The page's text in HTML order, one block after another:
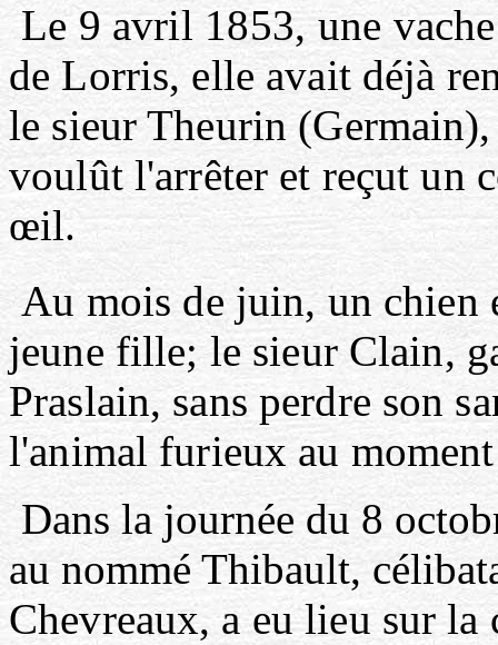
Le 9 avril 1853,une
de Lorris, elle avait déjà
le sieur Theurin
voulût l'arrêter et reçut un
œil.
Au mois de juin, un chien
jeune fille; le sieur Clain,
Praslain, sans perdre son
l'animal furieux au
Dans la journée du 8
au nommé Thibault,
Chevreaux, a eu lieu sur